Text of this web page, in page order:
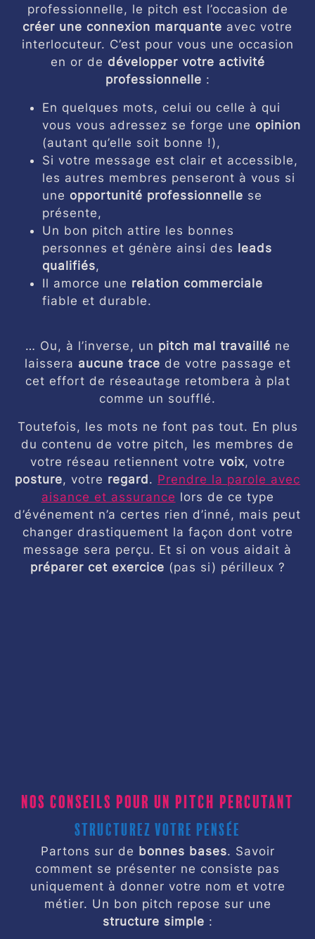
professionnelle, le pitch est l’occasion de
créer une connexion marquante avec votre
interlocuteur. C’est pour vous une occasion
en or de développer votre activité
professionnelle :
En quelques mots, celui ou celle à qui
vous vous adressez se forge une opinion
(autant qu’elle soit bonne !),
Si votre message est clair et accessible,
les autres membres penseront à vous si
une opportunité professionnelle se
présente,
Un bon pitch attire les bonnes
personnes et génère ainsi des leads
qualifiés,
Il amorce une relation commerciale
fiable et durable.
… Ou, à l’inverse, un pitch mal travaillé ne
laissera aucune trace de votre passage et
cet effort de réseautage retombera à plat
comme un soufflé.
Toutefois, les mots ne font pas tout. En plus
du contenu de votre pitch, les membres de
votre réseau retiennent votre voix, votre
posture, votre regard. Prendre la parole avec
aisance et assurance lors de ce type
d’événement n’a certes rien d’inné, mais peut
changer drastiquement la façon dont votre
message sera perçu. Et si on vous aidait à
préparer cet exercice (pas si) périlleux ?
Nos conseils pour un pitch percutant
Structurez votre pensée
Partons sur de bonnes bases. Savoir
comment se présenter ne consiste pas
uniquement à donner votre nom et votre
métier. Un bon pitch repose sur une
structure simple :